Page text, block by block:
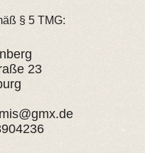
23
§ 5 TMG: